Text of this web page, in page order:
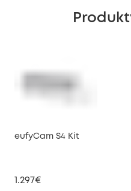
eufyCam S4 Kit
1.297€